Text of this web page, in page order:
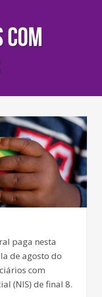
paga nesta
de agosto do
com
(NIS) de final 8.